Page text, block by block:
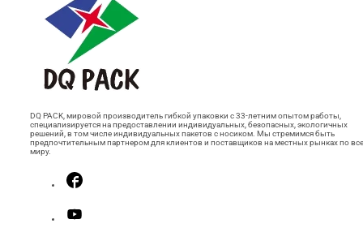
DQ PACK, мировой производитель гибкой упаковки с 33-летним опытом работы,
специализируется на предоставлении индивидуальных, безопасных, экологичных
решений, в том числе индивидуальных пакетов с носиком. Мы стремимся быть
предпочтительным партнером для клиентов и поставщиков на местных рынках по
миру.